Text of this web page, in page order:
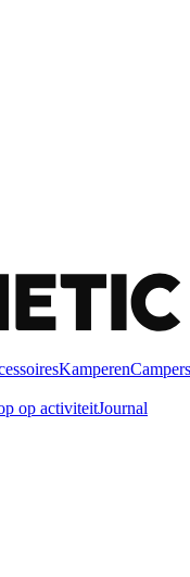
KamperenCampers
op activiteitJournal